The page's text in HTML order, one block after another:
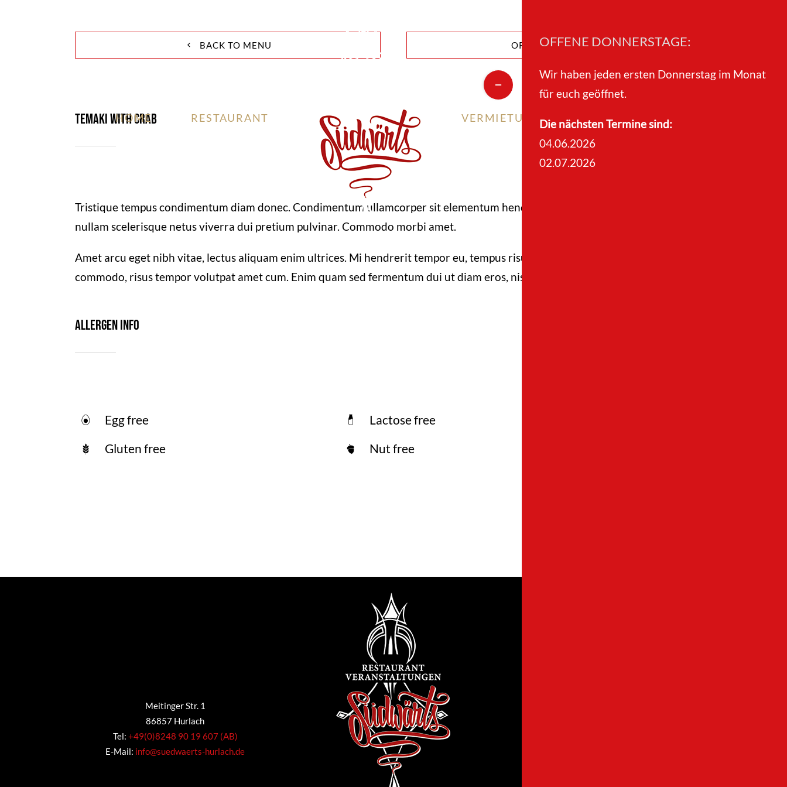
HOME RESTAURANT VERMIETUNG IMPRESSIONEN
BACK TO MENU ORDER TAKEOUT
Temaki with crab
Tristique tempus condimentum diam donec. Condimentum ullamcorper sit elementum hendrerit mi nulla in consequat, ut. Metus,
nullam scelerisque netus viverra dui pretium pulvinar. Commodo morbi amet.
Amet arcu eget nibh vitae, lectus aliquam enim ultrices. Mi hendrerit tempor eu, tempus risus laoreet et. Tellus adipiscing mi
commodo, risus tempor volutpat amet cum. Enim quam sed fermentum dui ut diam eros, nisl, orci.
Allergen Info
Egg free
Gluten free
Lactose free
Nut free
Meitinger Str. 1
86857 Hurlach
Tel: +49(0)8248 90 19 607 (AB)
E-Mail: info@suedwaerts-hurlach.de
Toggle
Sliding
Bar
OFFENE DONNERSTAGE:
Wir haben jeden ersten Donnerstag im Monat
für euch geöffnet.
Die nächsten Termine sind:
04.06.2026
02.07.2026